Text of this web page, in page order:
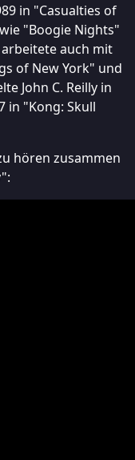
in "Casualties of
"Boogie Nights"
arbeitete auch mit
of New York" und
John C. Reilly in
in "Kong: Skull
hören zusammen